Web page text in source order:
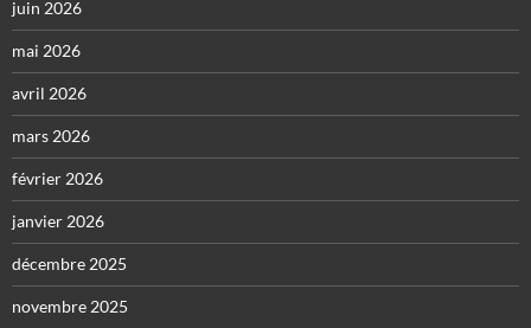
juin 2026
mai 2026
avril 2026
mars 2026
février 2026
janvier 2026
décembre 2025
novembre 2025